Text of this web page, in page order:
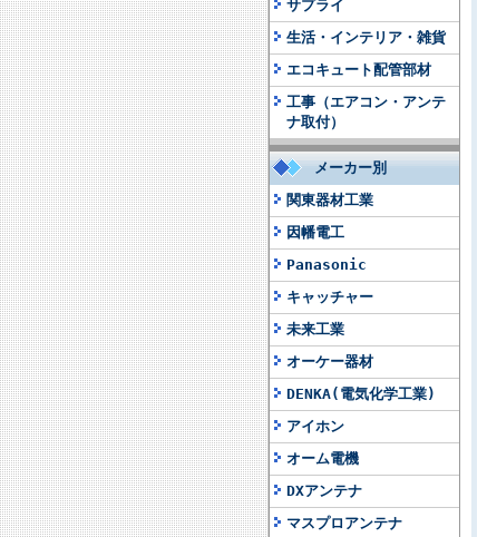
サプライ
生活・インテリア・雑貨
エコキュート配管部材
工事（エアコン・アンテ
ナ取付）
メーカー別
関東器材工業
因幡電工
Panasonic
キャッチャー
未来工業
オーケー器材
DENKA(電気化学工業)
アイホン
オーム電機
DXアンテナ
マスプロアンテナ